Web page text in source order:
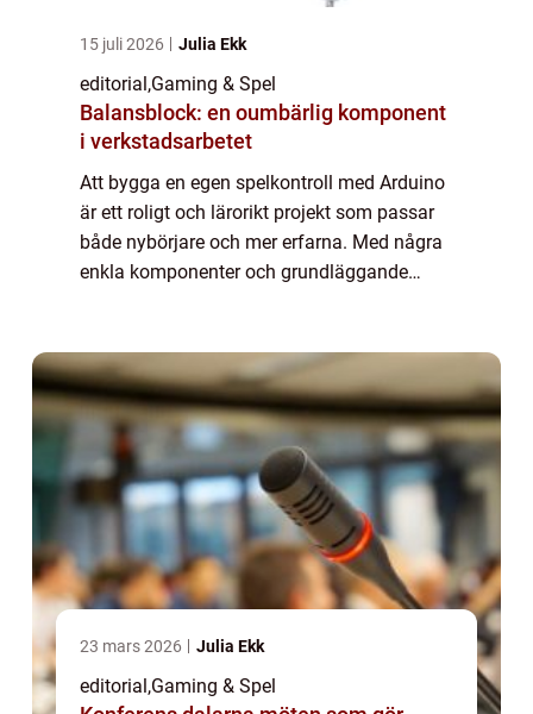
15 juli 2026 Julia Ekk
editorial,Gaming & Spel
Balansblock: en oumbärlig komponent
i verkstadsarbetet
Att bygga en egen spelkontroll med Arduino
är ett roligt och lärorikt projekt som passar
både nybörjare och mer erfarna. Med några
enkla komponenter och grundläggande
23 mars 2026 Julia Ekk
editorial,Gaming & Spel